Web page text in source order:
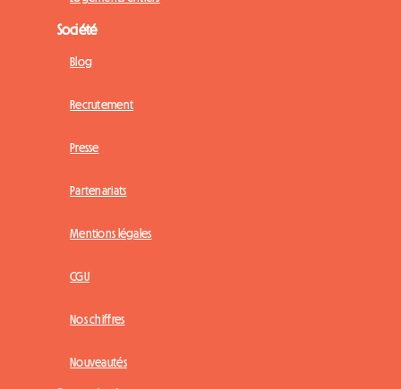
Société
Blog
Recrutement
Presse
Partenariats
Mentions légales
CGU
Nos chiffres
Nouveautés